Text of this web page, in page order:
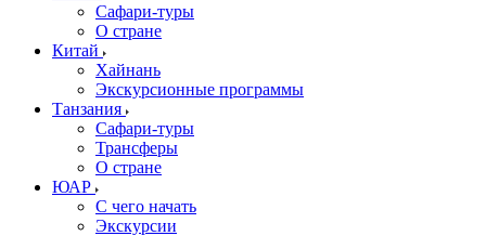
Сафари-туры
О стране
Китай
Хайнань
Экскурсионные программы
Танзания
Сафари-туры
Трансферы
О стране
ЮАР
С чего начать
Экскурсии